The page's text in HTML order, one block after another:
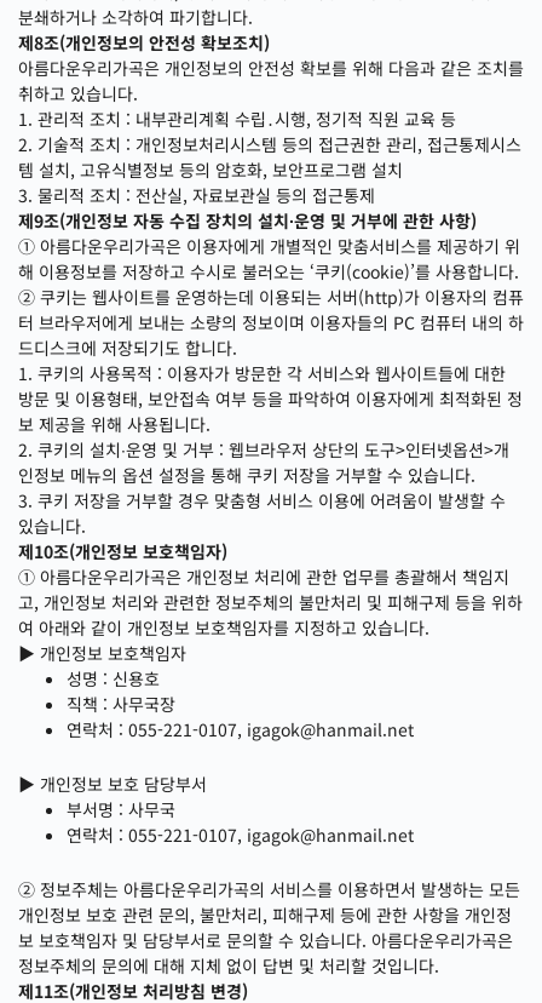
분쇄하거나 소각하여 파기합니다.
제8조(개인정보의 안전성 확보조치)
아름다운우리가곡은 개인정보의 안전성 확보를 위해 다음과 같은 조치를
취하고 있습니다.
1. 관리적 조치 : 내부관리계획 수립․시행, 정기적 직원 교육 등
2. 기술적 조치 : 개인정보처리시스템 등의 접근권한 관리, 접근통제시스
템 설치, 고유식별정보 등의 암호화, 보안프로그램 설치
3. 물리적 조치 : 전산실, 자료보관실 등의 접근통제
제9조(개인정보 자동 수집 장치의 설치∙운영 및 거부에 관한 사항)
① 아름다운우리가곡은 이용자에게 개별적인 맞춤서비스를 제공하기 위
해 이용정보를 저장하고 수시로 불러오는 ‘쿠키(cookie)’를 사용합니다.
② 쿠키는 웹사이트를 운영하는데 이용되는 서버(http)가 이용자의 컴퓨
터 브라우저에게 보내는 소량의 정보이며 이용자들의 PC 컴퓨터 내의 하
드디스크에 저장되기도 합니다.
1. 쿠키의 사용목적 : 이용자가 방문한 각 서비스와 웹사이트들에 대한
방문 및 이용형태, 보안접속 여부 등을 파악하여 이용자에게 최적화된 정
보 제공을 위해 사용됩니다.
2. 쿠키의 설치∙운영 및 거부 : 웹브라우저 상단의 도구>인터넷옵션>개
인정보 메뉴의 옵션 설정을 통해 쿠키 저장을 거부할 수 있습니다.
3. 쿠키 저장을 거부할 경우 맞춤형 서비스 이용에 어려움이 발생할 수
있습니다.
제10조(개인정보 보호책임자)
① 아름다운우리가곡은 개인정보 처리에 관한 업무를 총괄해서 책임지
고, 개인정보 처리와 관련한 정보주체의 불만처리 및 피해구제 등을 위하
여 아래와 같이 개인정보 보호책임자를 지정하고 있습니다.
▶ 개인정보 보호책임자
성명 : 신용호
직책 : 사무국장
연락처 : 055-221-0107, igagok@hanmail.net
▶ 개인정보 보호 담당부서
부서명 : 사무국
연락처 : 055-221-0107, igagok@hanmail.net
② 정보주체는 아름다운우리가곡의 서비스를 이용하면서 발생하는 모든
개인정보 보호 관련 문의, 불만처리, 피해구제 등에 관한 사항을 개인정
보 보호책임자 및 담당부서로 문의할 수 있습니다. 아름다운우리가곡은
정보주체의 문의에 대해 지체 없이 답변 및 처리할 것입니다.
제11조(개인정보 처리방침 변경)